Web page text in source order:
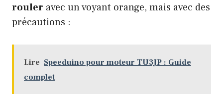
rouler avec un voyant orange, mais avec des
précautions :
Lire Speeduino pour moteur TU3JP : Guide
complet